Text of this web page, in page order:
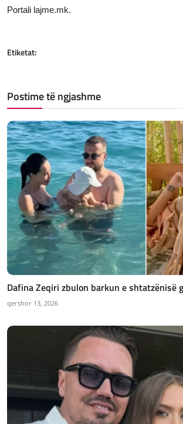
Portali lajme.mk.
Etiketat:
Postime të ngjashme
Dafina Zeqiri zbulon barkun e shtatzënisë
qershor 13, 2026